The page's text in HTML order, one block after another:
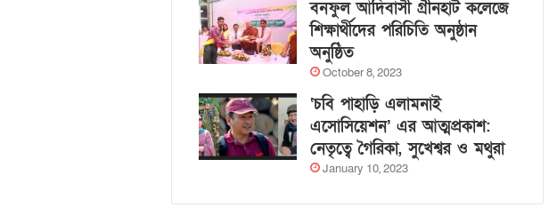
বনফুল আদিবাসী গ্রীনহার্ট কলেজে
শিক্ষার্থীদের পরিচিতি অনুষ্ঠান
অনুষ্ঠিত
October 8, 2023
‘চবি পাহাড়ি এলামনাই
এসোসিয়েশন’ এর আত্মপ্রকাশ:
নেতৃত্বে গৈরিকা, সুখেশ্বর ও মথুরা
January 10, 2023